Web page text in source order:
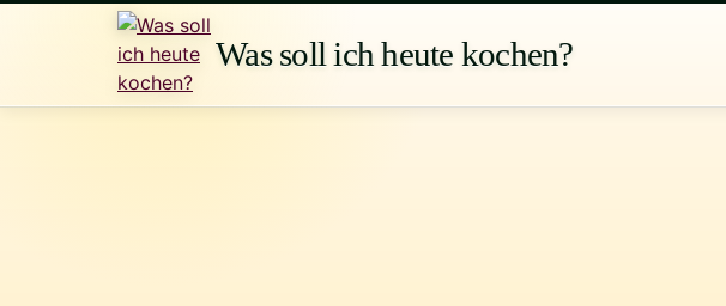
Was soll ich heute kochen?